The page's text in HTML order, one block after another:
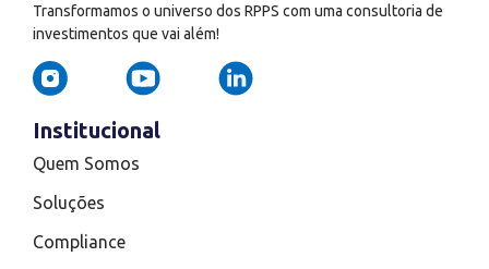
Transformamos o universo dos RPPS com uma consultoria de
investimentos que vai além!
Institucional
Quem Somos
Soluções
Compliance